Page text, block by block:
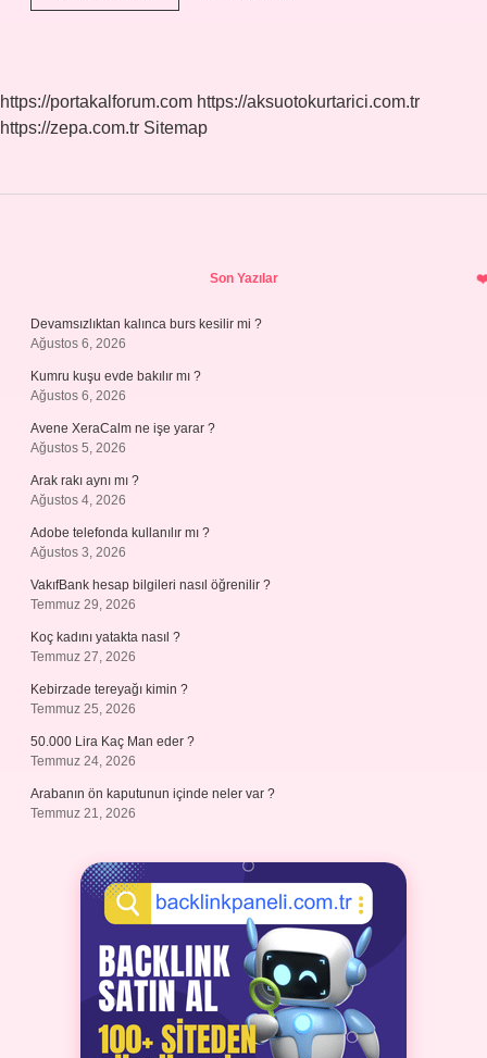
Ne
https://portakalforum.com https://aksuotokurtarici.com.tr
https://zepa.com.tr Sitemap
Son Yazılar
Devamsızlıktan kalınca burs kesilir mi ?
Ağustos 6, 2026
Kumru kuşu evde bakılır mı ?
Ağustos 6, 2026
Avene XeraCalm ne işe yarar ?
Ağustos 5, 2026
Arak rakı aynı mı ?
Ağustos 4, 2026
Adobe telefonda kullanılır mı ?
Ağustos 3, 2026
VakıfBank hesap bilgileri nasıl öğrenilir ?
Temmuz 29, 2026
Koç kadını yatakta nasıl ?
Temmuz 27, 2026
Kebirzade tereyağı kimin ?
Temmuz 25, 2026
50.000 Lira Kaç Man eder ?
Temmuz 24, 2026
Arabanın ön kaputunun içinde neler var ?
Temmuz 21, 2026